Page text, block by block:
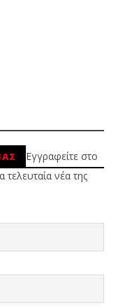
Εγγραφείτε στο
τελευταία νέα της